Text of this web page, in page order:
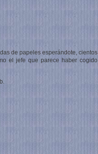
de papeles esperándote, cientos
el jefe que parece haber cogido